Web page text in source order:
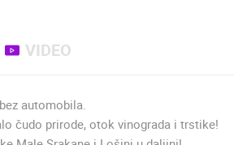
VIDEO
automobila.
čudo prirode, otok vinograda i trstike!